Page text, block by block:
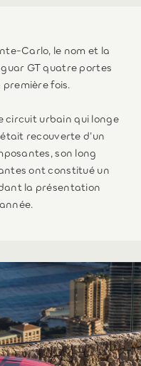
Carlo, le nom et la
GT quatre portes
fois.
circuit urbain qui longe
recouverte d’un
son long
ont constitué un
la présentation